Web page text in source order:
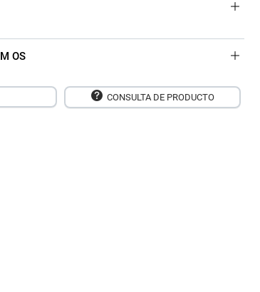
OS
CONSULTA DE PRODUCTO